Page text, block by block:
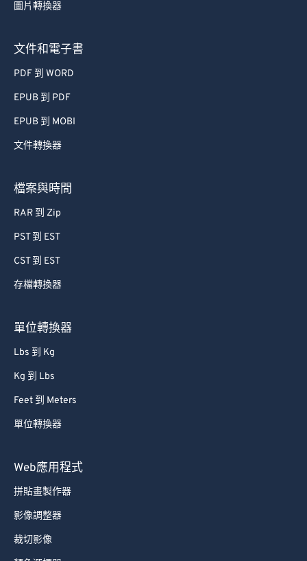
圖片轉換器
文件和電子書
PDF 到 WORD
EPUB 到 PDF
EPUB 到 MOBI
文件轉換器
檔案與時間
RAR 到 Zip
PST 到 EST
CST 到 EST
存檔轉換器
單位轉換器
Lbs 到 Kg
Kg 到 Lbs
Feet 到 Meters
單位轉換器
Web應用程式
拼貼畫製作器
影像調整器
裁切影像